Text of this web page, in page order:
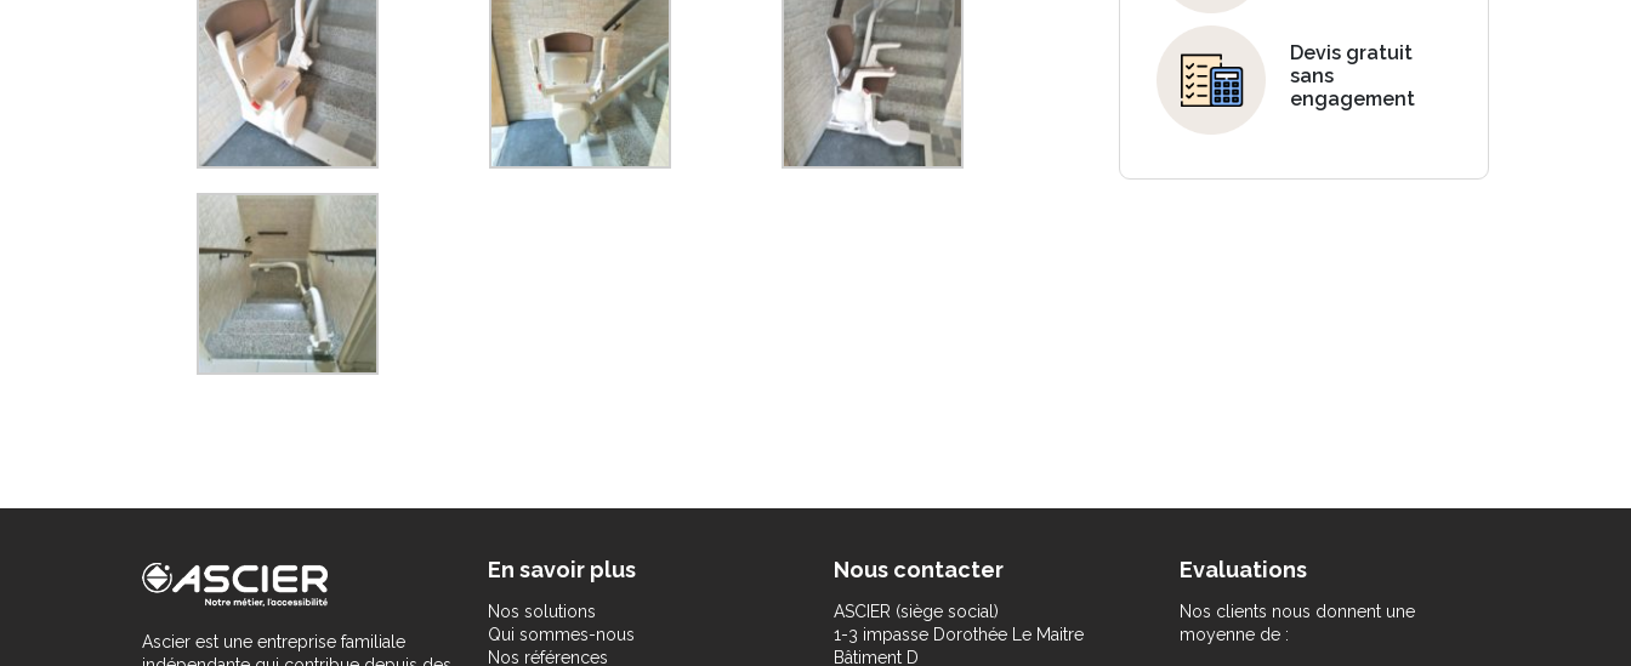
Devis gratuit
sans
engagement
Ascier est une entreprise familiale
En savoir plus
Nos solutions
Qui sommes-nous
Nos références
Nous contacter
ASCIER (siège social)
1-3 impasse Dorothée Le Maitre
Bâtiment D
Evaluations
Nos clients nous donnent une
moyenne de :